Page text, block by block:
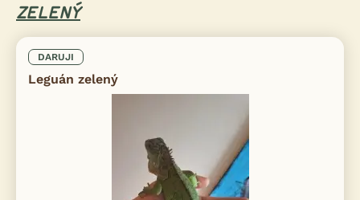
ZELENÝ
DARUJI
Leguán zelený
iFauna nově nabízí limitované
👉 Exkluzivní akce, slevy a novinky od našich ověřených
🎁 A teď navíc dárek: 200 Kč kredit do F-konta. 🎉